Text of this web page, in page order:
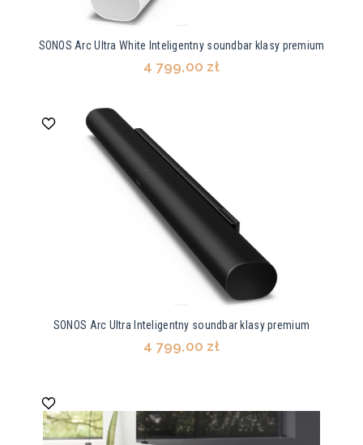
SONOS Arc Ultra White Inteligentny soundbar klasy premium
4 799,00 zł
SONOS Arc Ultra Inteligentny soundbar klasy premium
4 799,00 zł